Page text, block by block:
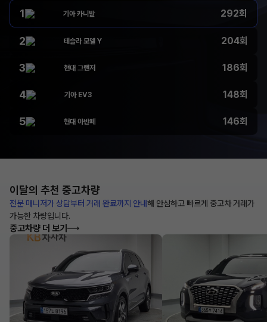
1 기아 카니발 292회
2 테슬라 모델 Y 204회
3 현대 그랜저 186회
4 기아 EV3 148회
5 현대 아반떼 146회
이달의 추천 중고차량
전문 매니저가 상담부터 거래 완료까지 안내해 안심하고 빠르게 중고차 거래가
가능한 차량입니다.
중고차량 더 보기